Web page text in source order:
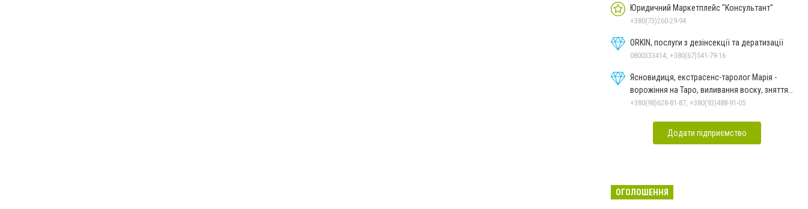
Юридичний Маркетплейс "Консультант"
+380(73)260-29-94
ORKIN, послуги з дезінсекції та дератизації
0800333414, +380(67)541-79-16
Ясновидиця, екстрасенс-таролог Марія -
ворожіння на Таро, виливання воску, зняття
порчі, постановка
+380(98)628-81-87, +380(93)488-91-05
Додати підприємство
ОГОЛОШЕННЯ